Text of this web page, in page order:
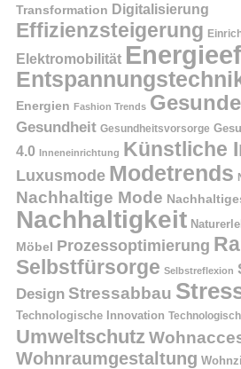
Transformation Digitalisierung
Effizienzsteigerung
Elektromobilität
Energien Fashion Trends
Gesundheit Gesundheitsvorsorge
4.0 Inneneinrichtung Künstliche
Luxusmode Modetrends
Nachhaltige Mode
Nachhaltigkeit
Möbel
Prozessoptimierung
Selbstfürsorge Selbstreflexion
Design Stressabbau
Technologische Innovation
Umweltschutz
Wohnraumgestaltung